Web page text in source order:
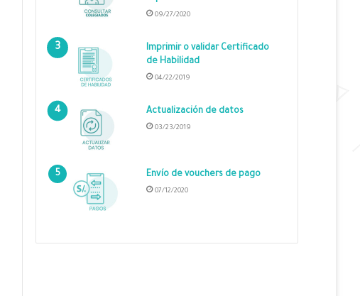
09/27/2020
Imprimir o validar Certificado
de Habilidad
04/22/2019
Actualización de datos
03/23/2019
Envío de vouchers de pago
07/12/2020